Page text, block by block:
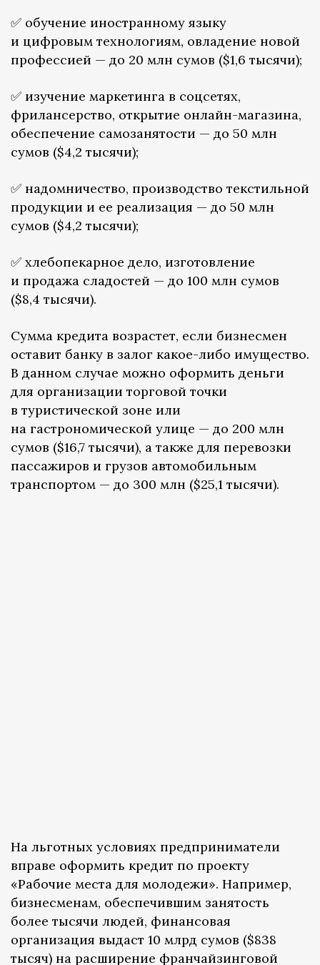
✅ обучение иностранному языку
и цифровым технологиям, овладение новой
профессией — до 20 млн сумов ($1,6 тысячи);
✅ изучение маркетинга в соцсетях,
фрилансерство, открытие онлайн-магазина,
обеспечение самозанятости — до 50 млн
сумов ($4,2 тысячи);
✅ надомничество, производство текстильной
продукции и ее реализация — до 50 млн
сумов ($4,2 тысячи);
✅ хлебопекарное дело, изготовление
и продажа сладостей — до 100 млн сумов
($8,4 тысячи).
Сумма кредита возрастет, если бизнесмен
оставит банку в залог какое-либо имущество.
В данном случае можно оформить деньги
для организации торговой точки
в туристической зоне или
на гастрономической улице — до 200 млн
сумов ($16,7 тысячи), а также для перевозки
пассажиров и грузов автомобильным
транспортом — до 300 млн ($25,1 тысячи).
На льготных условиях предприниматели
вправе оформить кредит по проекту
«Рабочие места для молодежи». Например,
бизнесменам, обеспечившим занятость
более тысячи людей, финансовая
организация выдаст 10 млрд сумов ($838
тысяч) на расширение франчайзинговой